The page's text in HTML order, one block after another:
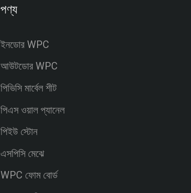
পণ্য
ইনডোর WPC
আউটডোর WPC
পিভিসি মার্বেল শীট
পিএস ওয়াল প্যানেল
পিইউ স্টোন
এসপিসি মেঝে
WPC ফোম বোর্ড